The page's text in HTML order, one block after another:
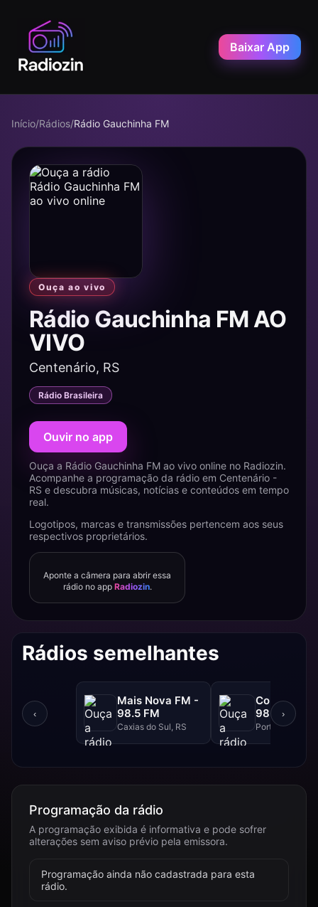
Baixar App
Início/Rádios/Rádio Gauchinha FM
Ouça ao vivo
Rádio Gauchinha FM AO
VIVO
Centenário, RS
Rádio Brasileira
Ouvir no app
Ouça a Rádio Gauchinha FM ao vivo online no Radiozin.
Acompanhe a programação da rádio em Centenário -
RS e descubra músicas, notícias e conteúdos em tempo
real.
Logotipos, marcas e transmissões pertencem aos seus
respectivos proprietários.
Aponte a câmera para abrir essa
rádio no app Radiozin.
Rádios semelhantes
‹
Mais Nova FM -
98.5 FM
Caxias do Sul, RS
98.3 FM
Porto Alegre,
›
Programação da rádio
A programação exibida é informativa e pode sofrer
alterações sem aviso prévio pela emissora.
Programação ainda não cadastrada para esta
rádio.